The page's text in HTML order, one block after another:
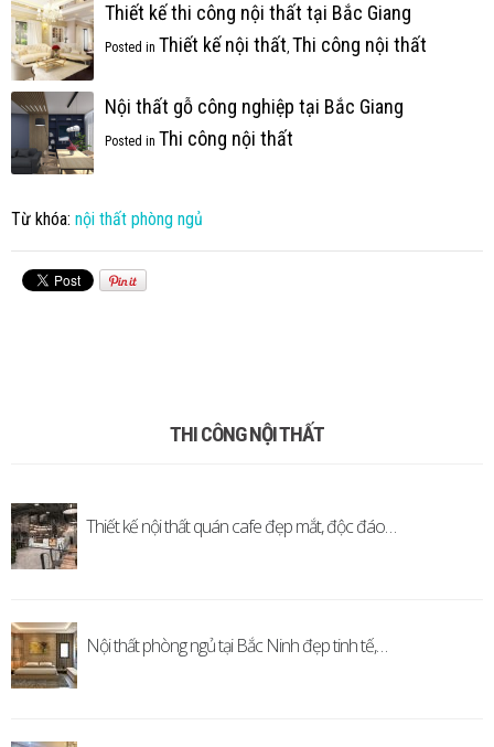
Thiết kế thi công nội thất tại Bắc Giang
Posted in Thiết kế nội thất, Thi công nội thất
Nội thất gỗ công nghiệp tại Bắc Giang
Posted in Thi công nội thất
Từ khóa: nội thất phòng ngủ
THI CÔNG NỘI THẤT
Thiết kế nội thất quán cafe đẹp mắt, độc đáo…
Nội thất phòng ngủ tại Bắc Ninh đẹp tinh tế,…